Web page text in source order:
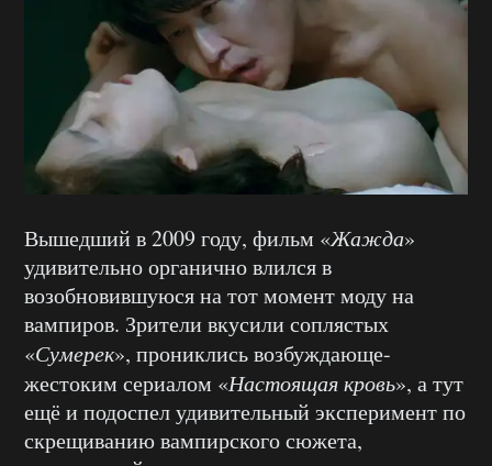
Вышедший в 2009 году, фильм «Жажда»
удивительно органично влился в
возобновившуюся на тот момент моду на
вампиров. Зрители вкусили соплястых
«Сумерек», прониклись возбуждающе-
жестоким сериалом «Настоящая кровь», а тут
ещё и подоспел удивительный эксперимент по
скрещиванию вампирского сюжета,